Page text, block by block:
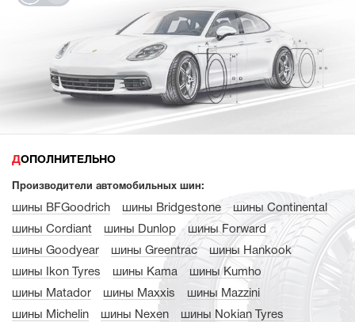
ДОПОЛНИТЕЛЬНО
Производители автомобильных шин:
шины BFGoodrich шины Bridgestone
шины Continental
шины Cordiant
шины Dunlop
шины Forward
шины Goodyear
шины Greentrac
шины Hankook
шины Ikon Tyres
шины Kama
шины Kumho
шины Matador
шины Maxxis
шины Mazzini
шины Michelin
шины Nexen
шины Nokian Tyres